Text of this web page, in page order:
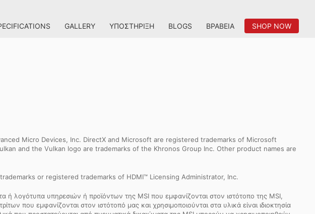
GALLERY ΥΠΟΣΤΉΡΙΞΗ BLOGS ΒΡΑΒΕΊΑ SHOP NOW
Micro Devices, Inc. DirectX and Microsoft are registered trademarks of Microsoft
and the Vulkan logo are trademarks of the Khronos Group Inc. Other product names are
or registered trademarks of HDMI™ Licensing Administrator, Inc.
λογότυπα υπηρεσιών ή προϊόντων της MSI που εμφανίζονται στον ιστότοπο της MSI,
που εμφανίζονται στον ιστότοπό μας και χρησιμοποιούνται στα υλικά είναι ιδιοκτησία